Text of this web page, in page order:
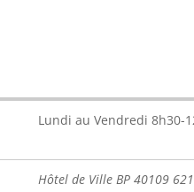
Lundi au Vendredi 8h30-
Hôtel de Ville BP 40109